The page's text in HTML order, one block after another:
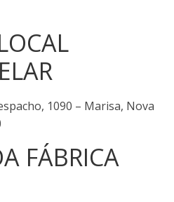
1090 – Marisa, Nova
FÁBRICA